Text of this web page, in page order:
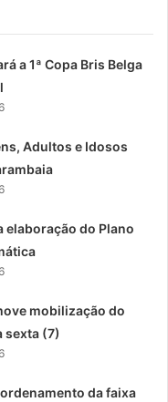
a 1ª Copa Bris Belga
Adultos e Idosos
elaboração do Plano
mobilização do
sexta (7)
da faixa